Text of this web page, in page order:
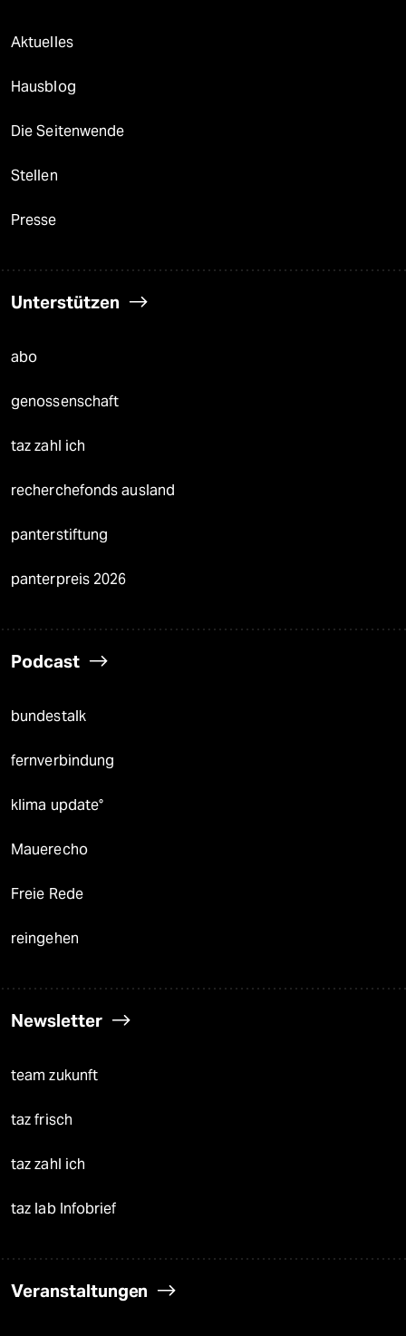
Aktuelles
Hausblog
Die Seitenwende
Stellen
Presse
Unterstützen
abo
genossenschaft
taz zahl ich
recherchefonds ausland
panterstiftung
panterpreis 2026
Podcast
bundestalk
fernverbindung
klima update°
Mauerecho
Freie Rede
reingehen
Newsletter
team zukunft
taz frisch
taz zahl ich
taz lab Infobrief
Veranstaltungen